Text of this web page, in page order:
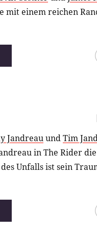
mit einem reichen
JandreauundTim
in The Rider
Unfalls ist sein